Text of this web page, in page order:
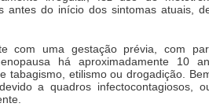
antes do início dos sintomas atuais,
com uma gestação prévia, com
há aproximadamente 10
tabagismo, etilismo ou drogadição.
a quadros infectocontagiosos,